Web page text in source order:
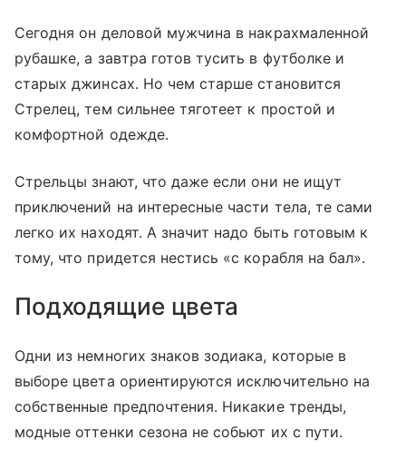
Сегодня он деловой мужчина в накрахмаленной
рубашке, а завтра готов тусить в футболке и
старых джинсах. Но чем старше становится
Стрелец, тем сильнее тяготеет к простой и
комфортной одежде.
Стрельцы знают, что даже если они не ищут
приключений на интересные части тела, те сами
легко их находят. А значит надо быть готовым к
тому, что придется нестись «с корабля на бал».
Подходящие цвета
Одни из немногих знаков зодиака, которые в
выборе цвета ориентируются исключительно на
собственные предпочтения. Никакие тренды,
модные оттенки сезона не собьют их с пути.